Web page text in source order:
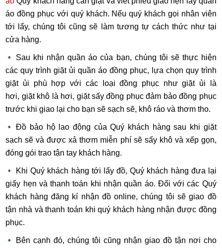
áo đồng phục với quý khách. Nếu quý khách gọi nhân viên
tới lấy, chúng tôi cũng sẽ làm tương tự cách thức như tại
cửa hàng.
Sau khi nhận quần áo của bạn, chúng tôi sẽ thực hiện
các quy trình giặt ủi quần áo đồng phục, lựa chọn quy trình
giặt ủi phù hợp với các loại đồng phục như giặt ủi là
hơi, giặt khô là hơi, giặt sấy đồng phục đảm bảo đồng phục
trước khi giao lại cho bạn sẽ sạch sẽ, khô ráo và thơm tho.
Đồ bảo hộ lao động của Quý khách hàng sau khi giặt
sạch sẽ và được xả thơm miễn phí sẽ sấy khô và xếp gọn,
đóng gói trao tận tay khách hàng.
Khi Quý khách hàng tới lấy đồ, Quý khách hàng đưa lại
giấy hẹn và thanh toán khi nhận quần áo. Đối với các Quý
khách hàng đăng kí nhận đồ online, chúng tôi sẽ giao đồ
tận nhà và thanh toán khi quý khách hàng nhận được đồng
phục.
Bên cạnh đó, chúng tôi cũng nhận giao đồ tận nơi cho